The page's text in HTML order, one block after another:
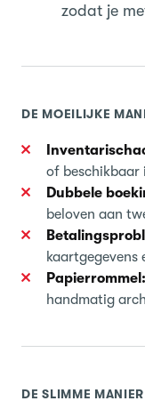
zodat je
DE MOEILIJKE
of beschikbaar
Dubbele
beloven aan
kaartgegevens
Papierrommel:
handmatig
DE SLIMME MANIER